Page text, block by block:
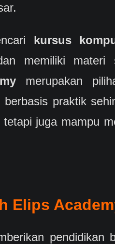
kursus
memiliki materi
merupakan
berbasis praktik
juga mampu
Elips
pendidikan